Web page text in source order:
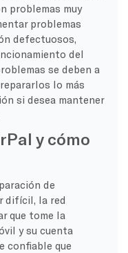
problemas muy
problemas
defectuosos,
del
se deben a
lo más
si desea mantener
y cómo
de
difícil, la red
que tome la
y su cuenta
confiable que